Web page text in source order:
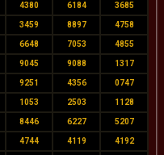
4380 6184 3685
3459 8897 4758
6648 7053 4855
9045 9088 1317
9251 4356 0747
1053 2503 1128
8446 6227 5207
4744 4119 4192